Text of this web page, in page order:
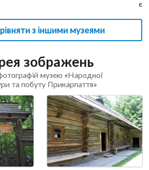
є
з іншими музеями
зображень
музею «Народної
та побуту Прикарпаття»